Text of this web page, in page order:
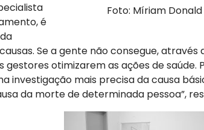
Foto: Míriam Donald
é
Se a gente não consegue, através
otimizarem as ações de saúde.
investigação mais precisa da causa
da morte de determinada pessoa”,